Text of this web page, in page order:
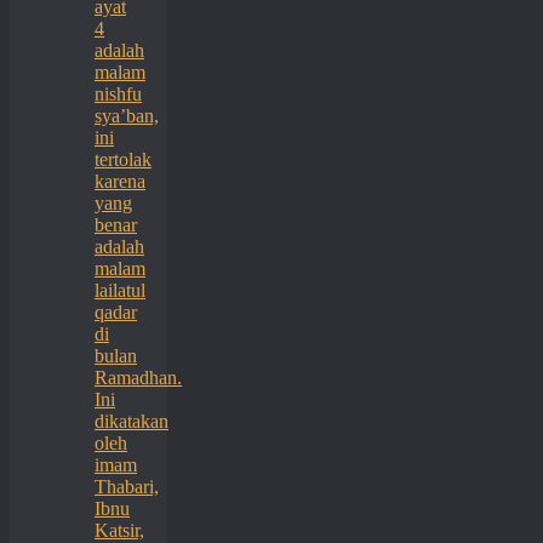
ayat
4
adalah
malam
nishfu
sya’ban,
ini
tertolak
karena
yang
benar
adalah
malam
lailatul
qadar
di
bulan
Ramadhan.
Ini
dikatakan
oleh
imam
Thabari,
Ibnu
Katsir,